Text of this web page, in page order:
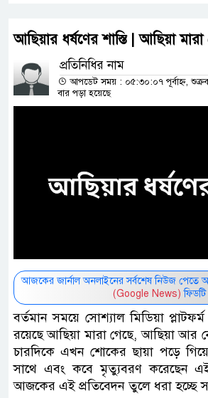
আছিয়ার ধর্ষণের শাস্তি | আছিয়া মারা
প্রতিনিধির নাম
আপডেট সময় : ০৫:৩০:০৭ পূর্বাহ্ন,
বার পড়া হয়েছে
আজকের জার্নাল অনলাইনের সর্বশেষ নিউজ
(Google News) ফিডটি
বর্তমান সময়ে সোশ্যাল মিডিয়া প্লাটফর্ম
রয়েছে আছিয়া মারা গেছে, আছিয়া আর
চারদিকে এখন শোকের ছায়া পড়ে
সাথে এবং কবে মৃত্যুবরণ করেছেন
আজকের এই প্রতিবেদন তুলে ধরা হচ্ছে